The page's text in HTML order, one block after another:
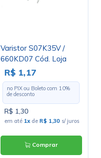
Varistor S07K35V /
660KD07 Cód. Loja
3238
R$ 1,17
no PIX ou Boleto com 10%
de desconto
R$ 1,30
em até 1x de R$ 1,30 s/ juros
Comprar